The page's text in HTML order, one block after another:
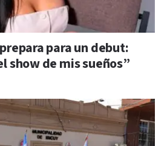
para un debut:
show de mis sueños”